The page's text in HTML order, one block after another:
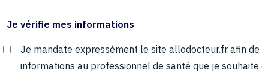
Je vérifie mes informations
Je mandate expressément le site allodocteur.fr afin
informations au professionnel de santé que je souhaite